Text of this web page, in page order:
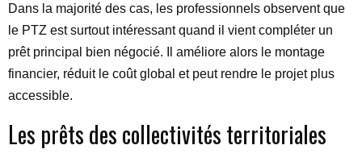
Dans la majorité des cas, les professionnels observent que
le PTZ est surtout intéressant quand il vient compléter un
prêt principal bien négocié. Il améliore alors le montage
financier, réduit le coût global et peut rendre le projet plus
accessible.
Les prêts des collectivités territoriales